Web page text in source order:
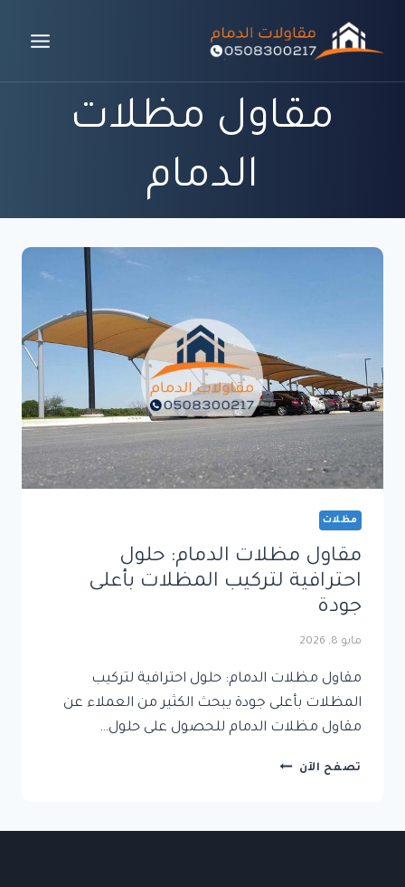
مقاول مظلات
الدمام
مظلات
مقاول مظلات الدمام: حلول
احترافية لتركيب المظلات بأعلى
جودة
مايو 8, 2026
مقاول مظلات الدمام: حلول احترافية لتركيب
المظلات بأعلى جودة يبحث الكثير من العملاء عن
مقاول مظلات الدمام للحصول على حلول…
تصفح الآن مقاول